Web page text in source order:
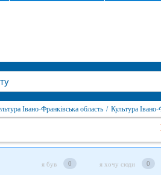
Івано-Франківська область / Культура Івано-
я був 0 я хочу сюди 0